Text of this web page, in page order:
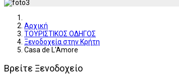
Αρχική
ΤΟΥΡΙΣΤΙΚΟΣ ΟΔΗΓΟΣ
Ξενοδοχεία στην Κρήτη
Casa de L'Amore
Βρείτε Ξενοδοχείο